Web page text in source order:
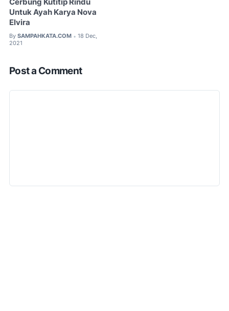
Cerbung Kutitip Rindu
Untuk Ayah Karya Nova
Elvira
By SAMPAHKATA.COM • 18 Dec,
2021
Post a Comment